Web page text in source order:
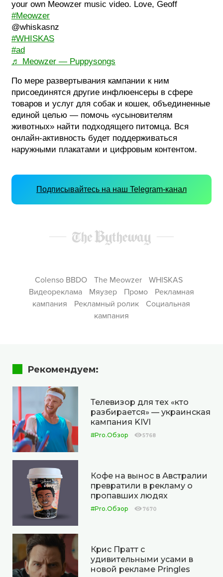
your own Meowzer music video. Love, Geoff
#Meowzer
@whiskasnz
#WHISKAS
#ad
♬ Meowzer — Puppysongs
По мере развертывания кампании к ним
присоединятся другие инфлюенсеры в сфере
товаров и услуг для собак и кошек, объединенные
единой целью — помочь «усыновителям
животных» найти подходящего питомца. Вся
онлайн-активность будет поддерживаться
наружными плакатами и цифровым контентом.
Подписывайтесь на наш Telegram-канал
Colenso BBDO The Meowzer
WHISKAS
Видеореклама
Мяузер Промо
Рекламная
кампания
Рекламный ролик
Социальная
кампания
Рекомендуем:
Телевизор для тех «кто
разбирается» — украинская
кампания KIVI
#Pro.Обзор 5768
Кофе на вынос в Австралии
превратили в рекламу о
пропавших людях
#Pro.Обзор 7670
Крис Пратт с
удивительными усами в
новой рекламе Pringles